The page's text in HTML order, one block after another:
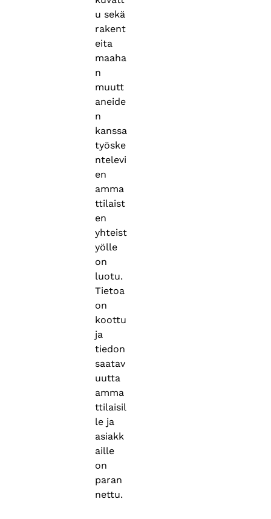
u sekä
rakent
eita
maaha
n
muutt
aneide
n
kanssa
työske
ntelevi
en
amma
ttilaist
en
yhteist
yölle
on
luotu.
Tietoa
on
koottu
ja
tiedon
saatav
uutta
amma
ttilaisil
le ja
asiakk
aille
on
paran
nettu.